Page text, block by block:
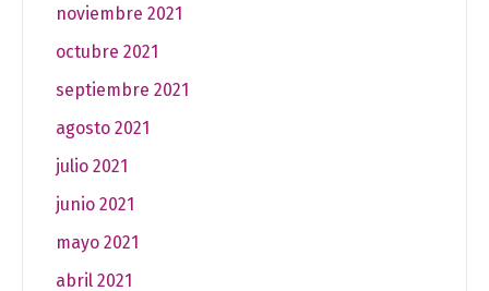
noviembre 2021
octubre 2021
septiembre 2021
agosto 2021
julio 2021
junio 2021
mayo 2021
abril 2021